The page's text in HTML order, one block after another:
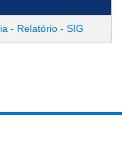
- Relatório - SIG